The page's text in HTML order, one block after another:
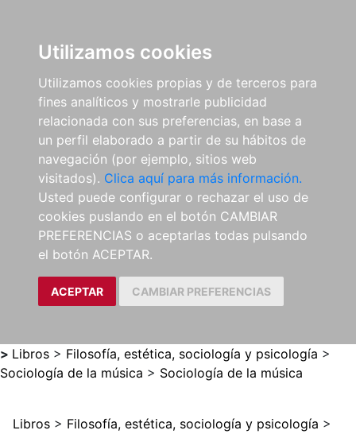
Utilizamos cookies
Utilizamos cookies propias y de terceros para
fines analíticos y mostrarle publicidad
relacionada con sus preferencias, en base a
un perfil elaborado a partir de su hábitos de
navegación (por ejemplo, sitios web
visitados). Clica aquí para más información.
Usted puede configurar o rechazar el uso de
cookies puslando en el botón CAMBIAR
PREFERENCIAS o aceptarlas todas pulsando
el botón ACEPTAR.
ACEPTAR CAMBIAR PREFERENCIAS
> Libros > Filosofía, estética, sociología y psicología >
Sociología de la música > Sociología de la música
Libros > Filosofía, estética, sociología y psicología >